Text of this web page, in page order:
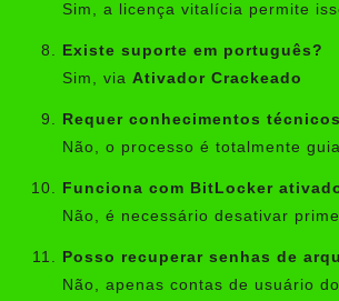
Sim, a licença vitalícia permite
Existe suporte em português?
Sim, via Ativador Crackeado
Requer conhecimentos
Não, o processo é totalmente
Funciona com BitLocker
Não, é necessário desativar
Posso recuperar senhas de
Não, apenas contas de usuário